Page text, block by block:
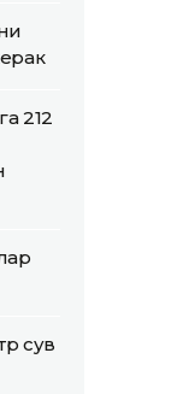
212
сув